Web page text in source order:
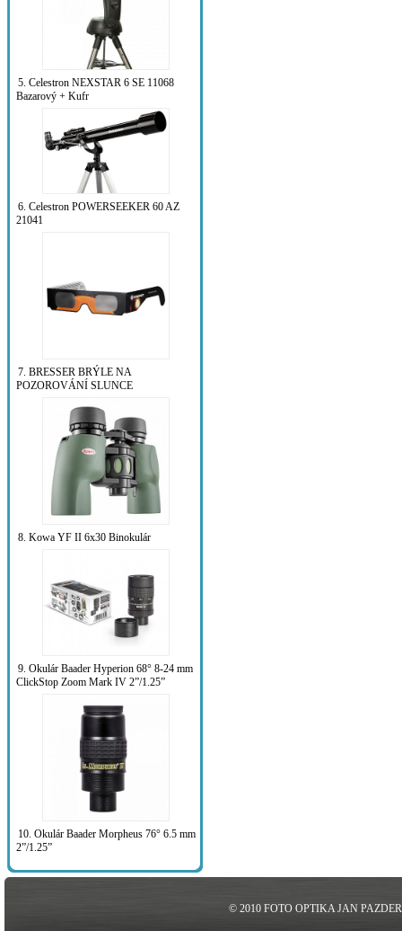
5. Celestron NEXSTAR 6 SE 11068
Bazarový + Kufr
6. Celestron POWERSEEKER 60 AZ
21041
7. BRESSER BRÝLE NA
POZOROVÁNÍ SLUNCE
8. Kowa YF II 6x30 Binokulár
9. Okulár Baader Hyperion 68° 8-24 mm
ClickStop Zoom Mark IV 2”/1.25”
10. Okulár Baader Morpheus 76° 6.5 mm
2”/1.25”
© 2010 FOTO OPTIKA JAN